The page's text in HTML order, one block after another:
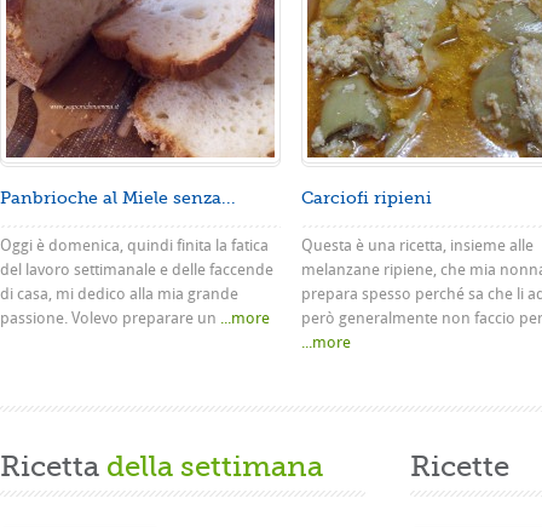
Panbrioche al Miele senza...
Oggi è domenica, quindi finita la fatica
del lavoro settimanale e delle faccende
di casa, mi dedico alla mia grande
passione. Volevo preparare un ...more
Carciofi ripieni
Questa è una ricetta, insieme alle
melanzane ripiene, che mia
prepara spesso perché sa che li
però generalmente non faccio
...more
Ricetta della settimana Ricette